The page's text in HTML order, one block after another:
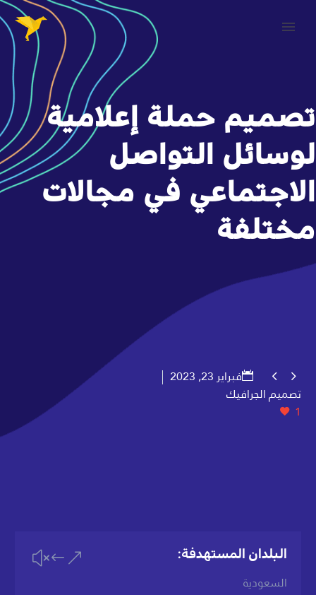
تصميم حملة إعلامية
لوسائل التواصل
الاجتماعي في مجالات
مختلفة
 
فبراير 23, 2023
تصميم الجرافيك
1
&#x البلدان المستهدفة:
السعودية